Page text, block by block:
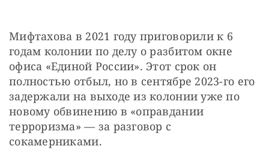
Мифтахова в 2021 году приговорили к 6
годам колонии по делу о разбитом окне
офиса «Единой России». Этот срок он
полностью отбыл, но в сентябре 2023-го его
задержали на выходе из колонии уже по
новому обвинению в «оправдании
терроризма» — за разговор с
сокамерниками.